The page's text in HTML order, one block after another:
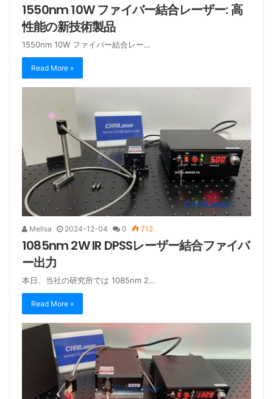
1550nm 10W ファイバー結合レーザー: 高
性能の新技術製品
1550nm 10W ファイバー結合レー…
Read More »
Melisa 2024-12-04 0 712
1085nm 2W IR DPSSレーザー結合ファイバ
ー出力
本日、当社の研究所では 1085nm 2…
Read More »